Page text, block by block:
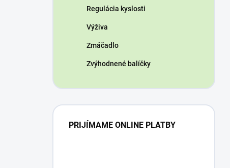
Regulácia kyslosti
Výživa
Zmáčadlo
Zvýhodnené balíčky
PRIJÍMAME ONLINE PLATBY